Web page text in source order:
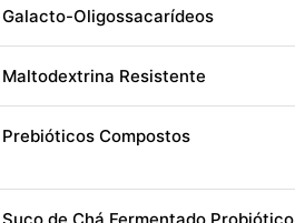
Galacto-Oligossacarídeos
Maltodextrina Resistente
Prebióticos Compostos